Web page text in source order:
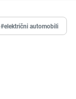
#električni automobili